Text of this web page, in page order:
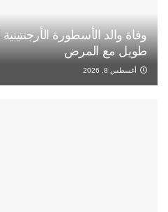
وفاة والد الأسطورة
طويل مع المرض
أغسطس 8, 2026